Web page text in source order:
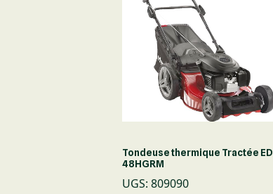
Tondeuse thermique Tractée ED
48HGRM
UGS: 809090